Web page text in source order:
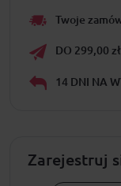
Twoje
DO 299,00
14 DNI NA
Zarejestruj